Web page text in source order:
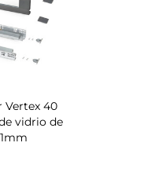
Vertex 40
vidrio de